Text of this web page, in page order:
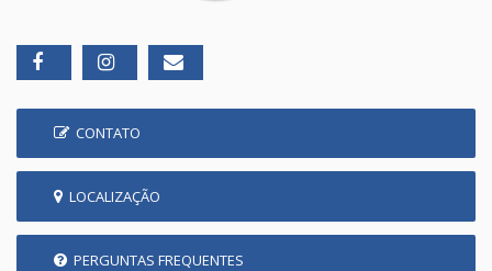
CONTATO
LOCALIZAÇÃO
PERGUNTAS FREQUENTES